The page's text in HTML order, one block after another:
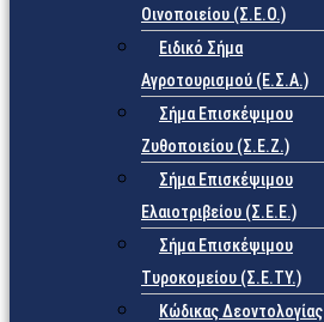
Οινοποιείου (Σ.Ε.Ο.)
Ειδικό Σήμα
Αγροτουρισμού (Ε.Σ.Α.)
Σήμα Επισκέψιμου
Ζυθοποιείου (Σ.Ε.Ζ.)
Σήμα Επισκέψιμου
Ελαιοτριβείου (Σ.Ε.Ε.)
Σήμα Επισκέψιμου
Τυροκομείου (Σ.Ε.TY.)
Κώδικας Δεοντολογίας